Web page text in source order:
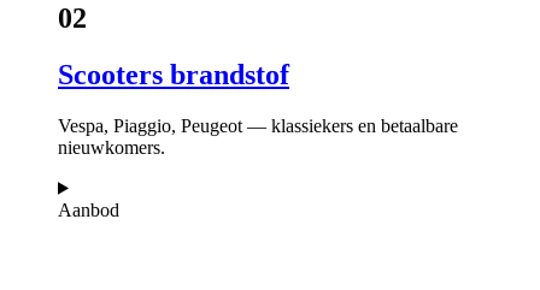
02
Scooters brandstof
Vespa, Piaggio, Peugeot — klassiekers en betaalbare
nieuwkomers.
Aanbod